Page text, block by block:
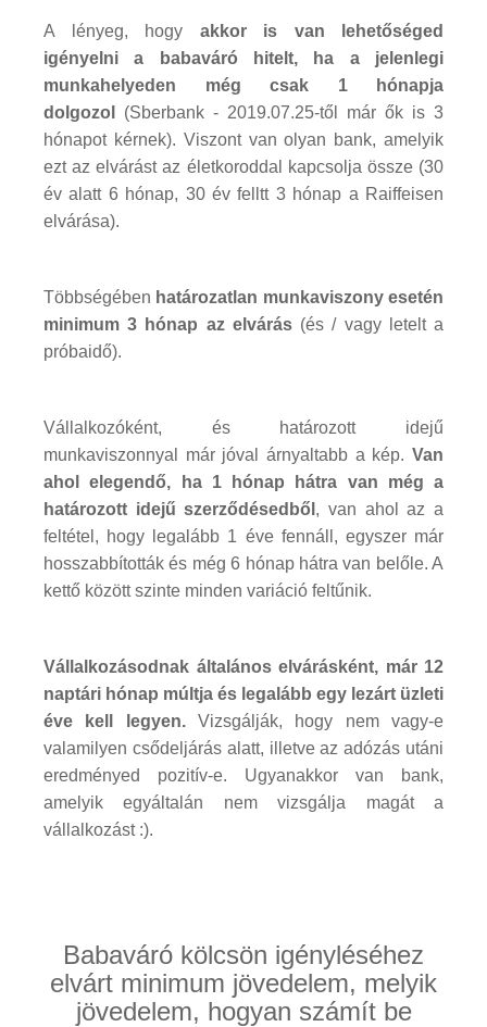
A lényeg, hogy akkor is van lehetőséged
igényelni a babaváró hitelt, ha a jelenlegi
munkahelyeden még csak 1 hónapja
dolgozol (Sberbank - 2019.07.25-től már ők is 3
hónapot kérnek). Viszont van olyan bank, amelyik
ezt az elvárást az életkoroddal kapcsolja össze (30
év alatt 6 hónap, 30 év felltt 3 hónap a Raiffeisen
elvárása).
Többségében határozatlan munkaviszony esetén
minimum 3 hónap az elvárás(és / vagy letelt a
próbaidő).
Vállalkozóként, és határozott idejű
munkaviszonnyal már jóval árnyaltabb a kép. Van
ahol elegendő, ha 1 hónap hátra van még a
határozott idejű szerződésedből , van ahol az a
feltétel, hogy legalább 1 éve fennáll, egyszer már
hosszabbították és még 6 hónap hátra van belőle. A
kettő között szinte minden variáció feltűnik.
Vállalkozásodnak általános elvárásként, már 12
naptári hónap múltja és legalább egy lezárt üzleti
éve kell legyen. Vizsgálják, hogy nem vagy-e
valamilyen csődeljárás alatt, illetve az adózás utáni
eredményed pozitív-e. Ugyanakkor van bank,
amelyik egyáltalán nem vizsgálja magát a
vállalkozást :).
Babaváró kölcsön igényléséhez
elvárt minimum jövedelem, melyik
jövedelem, hogyan számít be